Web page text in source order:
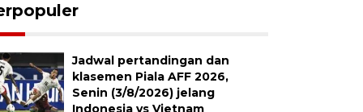
Jadwal pertandingan dan
klasemen Piala AFF 2026,
Senin (3/8/2026) jelang
Indonesia vs Vietnam